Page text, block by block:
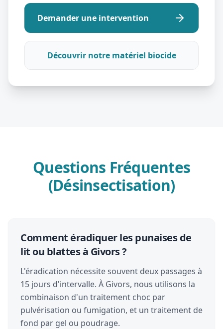
Demander une intervention
Découvrir notre matériel biocide
Questions Fréquentes
(Désinsectisation)
Comment éradiquer les punaises de
lit ou blattes à Givors ?
L'éradication nécessite souvent deux passages à
15 jours d'intervalle. À Givors, nous utilisons la
combinaison d'un traitement choc par
pulvérisation ou fumigation, et un traitement de
fond par gel ou poudrage.